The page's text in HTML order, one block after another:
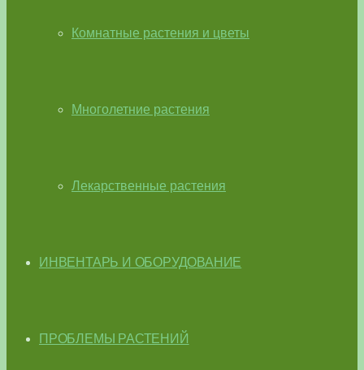
Комнатные растения и цветы
Многолетние растения
Лекарственные растения
ИНВЕНТАРЬ И ОБОРУДОВАНИЕ
ПРОБЛЕМЫ РАСТЕНИЙ